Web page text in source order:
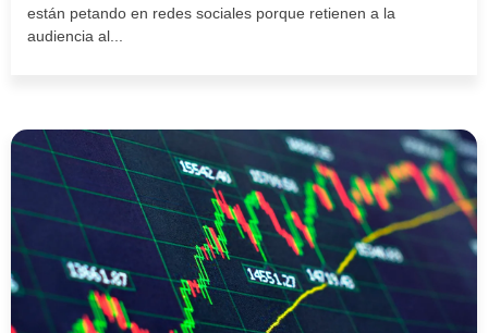
están petando en redes sociales porque retienen a la
audiencia al...